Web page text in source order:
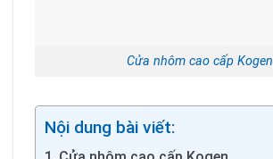
Cửa nhôm cao cấp Kogen
Nội dung bài viết: